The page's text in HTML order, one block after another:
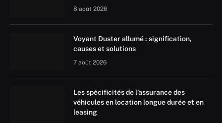
8 août 2026
Voyant Duster allumé : signification,
causes et solutions
7 août 2026
Les spécificités de l’assurance des
véhicules en location longue durée et en
leasing